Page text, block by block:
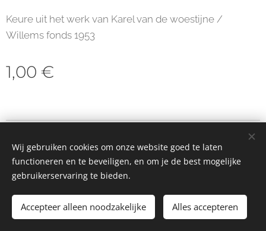
Keure uit het werk van Karel van de woestijne /
Willems fonds 1953
1,00 €
Toevoegen aan de winkelwagen
Cookies
Wij gebruiken cookies om onze website goed te laten
functioneren en te beveiligen, en om je de best mogelijke
gebruikerservaring te bieden.
Accepteer alleen noodzakelijke Alles accepteren